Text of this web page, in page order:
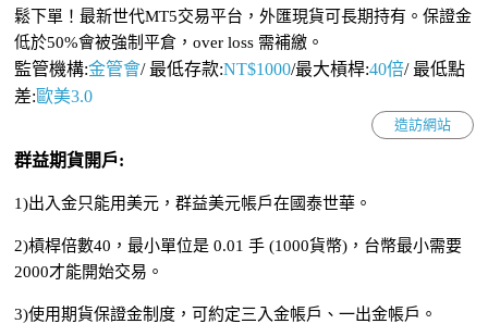
鬆下單！最新世代MT5交易平台，外匯現貨可長期持有。保證金
低於50%會被強制平倉，over loss 需補繳。
監管機構:金管會/最低存款:NT$1000/最大槓桿:40倍/最低點
差:歐美3.0
造訪網站
群益期貨開戶:
1)出入金只能用美元，群益美元帳戶在國泰世華。
2)槓桿倍數40，最小單位是 0.01 手 (1000貨幣)，台幣最小需要
2000才能開始交易。
3)使用期貨保證金制度，可約定三入金帳戶、一出金帳戶。